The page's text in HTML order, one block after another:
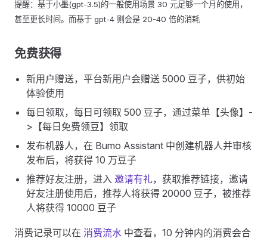
提醒：基于小墨(gpt-3.5)的一般使用场景 30 元足够一个月的使用，
甚至更长时间。而基于 gpt-4 则会是 20-40 倍的消耗
免费获得
新用户赠送，平台新用户会赠送 5000 豆子，供初始
体验使用
每日领取，每日可领取 500 豆子，通过菜单【头像】-
>【每日免费领豆】领取
发布机器人，在 Bumo Assistant 中创建机器人并审核
发布后，将获得 10 万豆子
推荐好友注册，进入 邀请有礼，获取推荐链接，邀请
好友注册使用后，推荐人将获得 20000 豆子，被推荐
人将获得 10000 豆子
消费记录可以在 消费流水 中查看，10 分钟内的消费会合